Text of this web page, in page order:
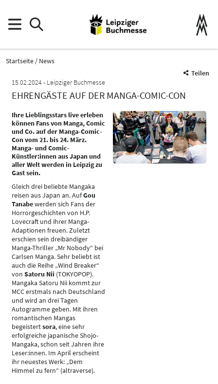
Startseite
News
Teilen
15.02.2024
Leipziger Buchmesse
EHRENGÄSTE AUF DER MANGA-COMIC-CON
Ihre Lieblingsstars live erleben
können Fans von Manga, Comic
und Co. auf der Manga-Comic-
Con vom 21. bis 24. März.
Manga- und Comic-
Künstler:innen aus Japan und
aller Welt werden in Leipzig zu
Gast sein.
Gleich drei beliebte Mangaka
reisen aus Japan an. AufGou
Tanabewerden sich Fans der
Horrorgeschichten von H.P.
Lovecraft und ihrer Manga-
Adaptionen freuen. Zuletzt
erschien sein dreibändiger
Manga-Thriller „Mr Nobody“ bei
Carlsen Manga. Sehr beliebt ist
auch die Reihe „Wind Breaker“
von Satoru Nii (TOKYOPOP).
Mangaka Satoru Nii kommt zur
MCC erstmals nach Deutschland
und wird an drei Tagen
Autogramme geben. Mit ihren
romantischen Mangas
begeistertsora, eine sehr
erfolgreiche japanische Shojo-
Mangaka, schon seit Jahren ihre
Leser:innen. Im April erscheint
ihr neuestes Werk: „Dem
Himmel zu fern“ (altraverse).